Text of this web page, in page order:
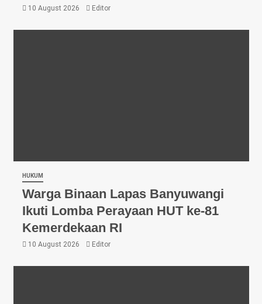
10 August 2026 Editor
HUKUM
Warga Binaan Lapas Banyuwangi
Ikuti Lomba Perayaan HUT ke-81
Kemerdekaan RI
10 August 2026 Editor